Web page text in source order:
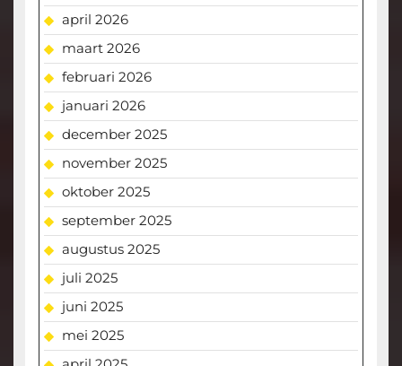
april 2026
maart 2026
februari 2026
januari 2026
december 2025
november 2025
oktober 2025
september 2025
augustus 2025
juli 2025
juni 2025
mei 2025